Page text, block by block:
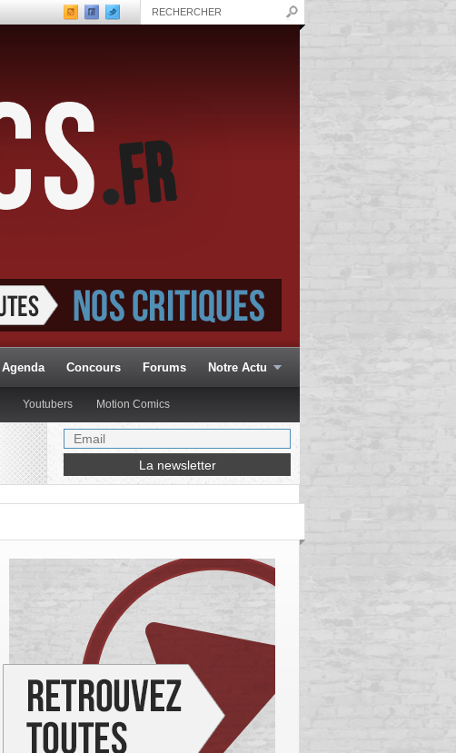
Agenda Concours Forums Notre Actu
Youtubers Motion Comics